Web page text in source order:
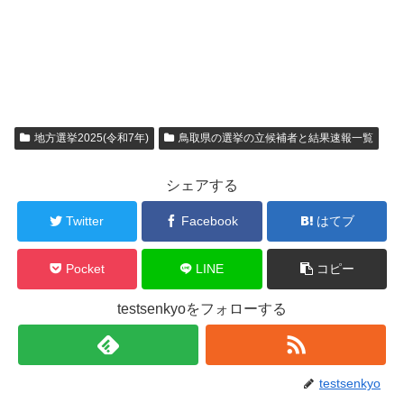
地方選挙2025(令和7年) 鳥取県の選挙の立候補者と結果速報一覧
シェアする
Twitter Facebook はてブ
Pocket LINE コピー
testsenkyoをフォローする
testsenkyo